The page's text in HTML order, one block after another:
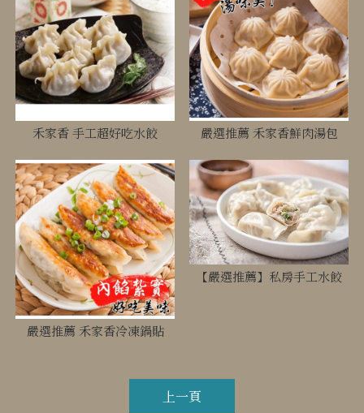
禾家香 手工超好吃水餃 嚴選推薦 禾家香鮮肉湯包
嚴選推薦 禾家香冷凍鍋貼
【嚴選推薦】私房手工水餃
上一頁